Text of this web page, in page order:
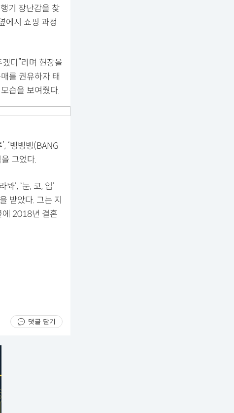
기 장난감을 찾
에서 쇼핑 과정
다”라며 현장을
를 권유하자 태
습을 보여줬다.
‘뱅뱅뱅(BANG
그었다.
’, ‘눈, 코, 입’
받았다. 그는 지
에 2018년 결혼
댓글 닫기